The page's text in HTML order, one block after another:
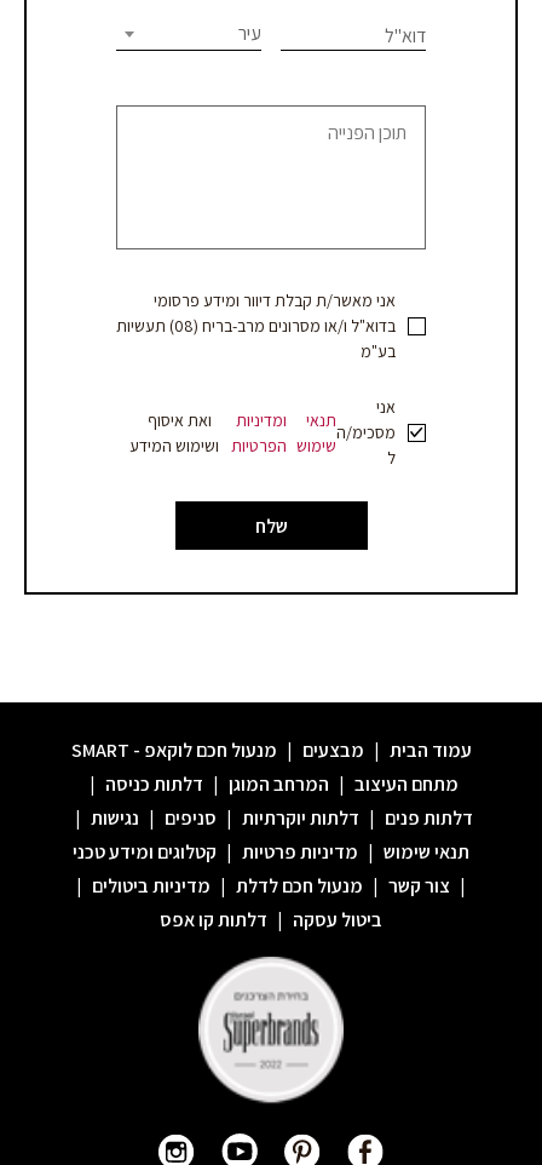
או
הצעת
דוא"ל עיר
אני מאשר/ת קבלת דיוור ומידע פרסומי
בדוא"ל ו/או מסרונים מרב-בריח (08) תעשיות
בע"מ
אני
מסכימ/ה
ל
תנאי
שימוש
ומדיניות
הפרטיות
ואת איסוף
ושימוש המידע
שלח
this
field
עמוד הבית | מבצעים | מנעול חכם לוקאפ - SMART
מתחם העיצוב | המרחב המוגן | דלתות כניסה |
דלתות פנים | דלתות יוקרתיות | סניפים | נגישות |
תנאי שימוש | מדיניות פרטיות | קטלוגים ומידע טכני
| צור קשר | מנעול חכם לדלת | מדיניות ביטולים |
ביטול עסקה | דלתות קו אפס